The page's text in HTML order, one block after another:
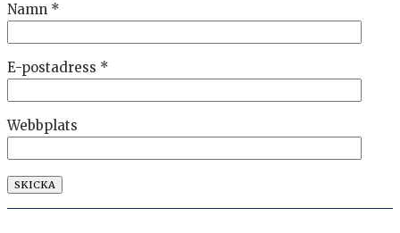
Namn *
E-postadress *
Webbplats